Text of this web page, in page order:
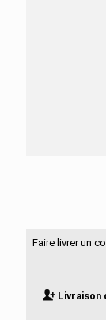
Faire livrer un
Livraison